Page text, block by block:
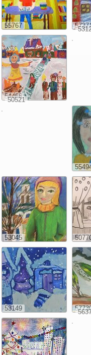
55767
54466
50521
53045
53149